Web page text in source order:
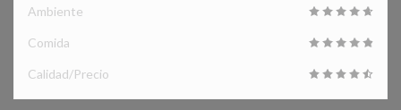
Ambiente
Comida
Calidad/Precio